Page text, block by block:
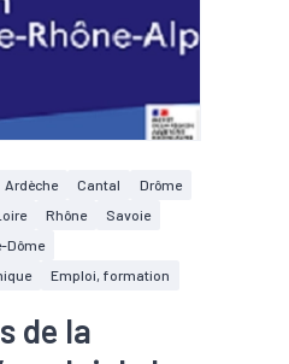
Ardèche Cantal
Drôme
Rhône
Savoie
Dôme
Emploi, formation
de la